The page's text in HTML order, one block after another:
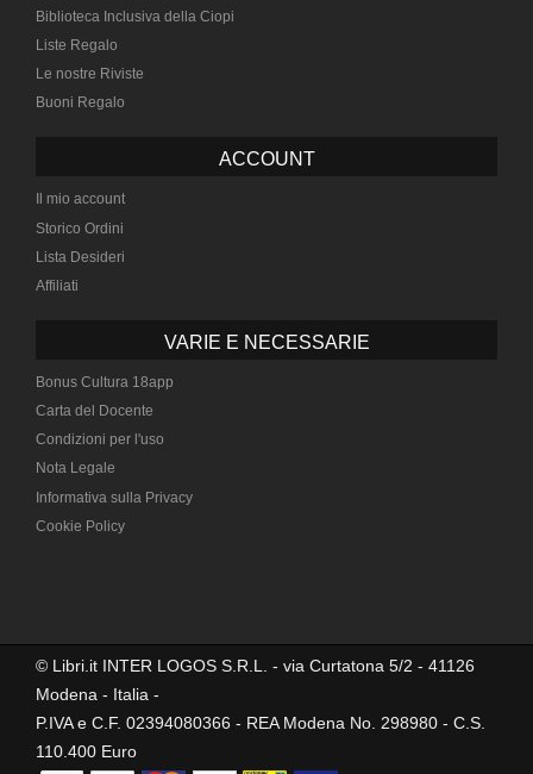
Biblioteca Inclusiva della Ciopi
Liste Regalo
Le nostre Riviste
Buoni Regalo
ACCOUNT
Il mio account
Storico Ordini
Lista Desideri
Affiliati
VARIE E NECESSARIE
Bonus Cultura 18app
Carta del Docente
Condizioni per l'uso
Nota Legale
Informativa sulla Privacy
Cookie Policy
© Libri.it INTER LOGOS S.R.L. - via Curtatona 5/2 - 41126
Modena - Italia -
P.IVA e C.F. 02394080366 - REA Modena No. 298980 - C.S.
110.400 Euro